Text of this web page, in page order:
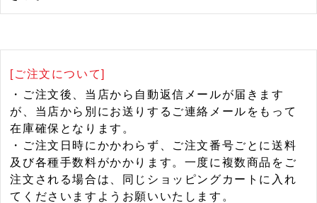
[ご注文について]
・ご注文後、当店から自動返信メールが届きます
が、当店から別にお送りするご連絡メールをもって
在庫確保となります。
・ご注文日時にかかわらず、ご注文番号ごとに送料
及び各種手数料がかかります。一度に複数商品をご
注文される場合は、同じショッピングカートに入れ
てくださいますようお願いいたします。